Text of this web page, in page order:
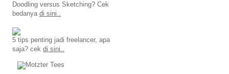
Doodling versus Sketching? Cek
bedanya di sini..
5 tips penting jadi freelancer, apa
saja? cek di sini..